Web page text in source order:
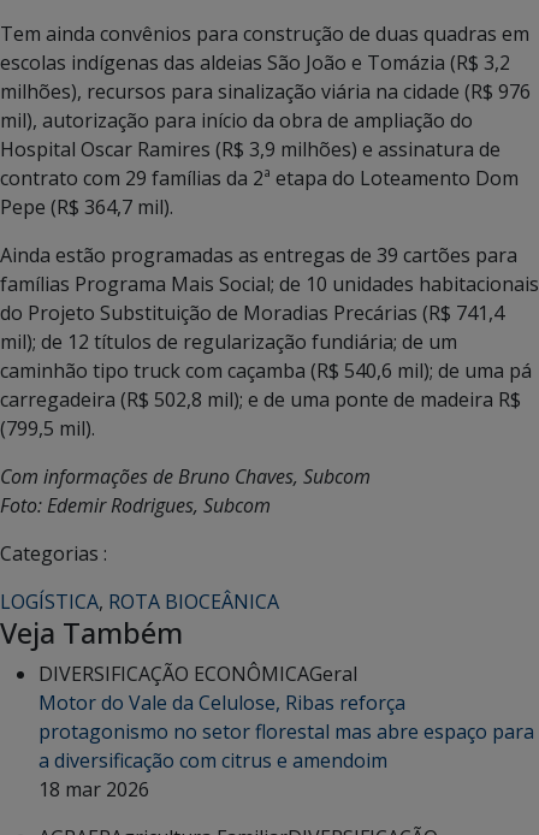
Tem ainda convênios para construção de duas quadras em
escolas indígenas das aldeias São João e Tomázia (R$ 3,2
milhões), recursos para sinalização viária na cidade (R$ 976
mil), autorização para início da obra de ampliação do
Hospital Oscar Ramires (R$ 3,9 milhões) e assinatura de
contrato com 29 famílias da 2ª etapa do Loteamento Dom
Pepe (R$ 364,7 mil).
Ainda estão programadas as entregas de 39 cartões para
famílias Programa Mais Social; de 10 unidades habitacionais
do Projeto Substituição de Moradias Precárias (R$ 741,4
mil); de 12 títulos de regularização fundiária; de um
caminhão tipo truck com caçamba (R$ 540,6 mil); de uma pá
carregadeira (R$ 502,8 mil); e de uma ponte de madeira R$
(799,5 mil).
Com informações de Bruno Chaves, Subcom
Foto: Edemir Rodrigues, Subcom
Categorias :
LOGÍSTICA, ROTA BIOCEÂNICA
Veja Também
DIVERSIFICAÇÃO ECONÔMICAGeral
Motor do Vale da Celulose, Ribas reforça
protagonismo no setor florestal mas abre espaço para
a diversificação com citrus e amendoim
18 mar 2026